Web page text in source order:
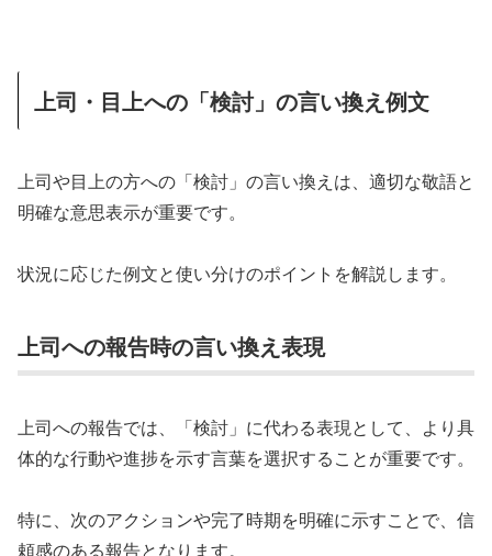
上司・目上への「検討」の言い換え例文
上司や目上の方への「検討」の言い換えは、適切な敬語と
明確な意思表示が重要です。
状況に応じた例文と使い分けのポイントを解説します。
上司への報告時の言い換え表現
上司への報告では、「検討」に代わる表現として、より具
体的な行動や進捗を示す言葉を選択することが重要です。
特に、次のアクションや完了時期を明確に示すことで、信
頼感のある報告となります。